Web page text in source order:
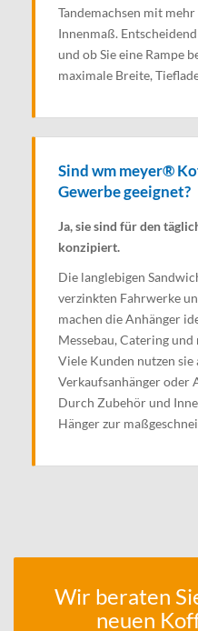
Tandemachsen mit
Innenmaß.
und ob Sie eine Rampe
maximale Breite,
Sind wm meyer®
Gewerbe geeignet?
Ja, sie sind für den
konzipiert.
Die langlebigen
verzinkten Fahrwerke
machen die Anhänger
Messebau, Catering
Viele Kunden nutzen
Verkaufsanhänger oder
Durch Zubehör und
Hänger zur
Wir beraten
neuen